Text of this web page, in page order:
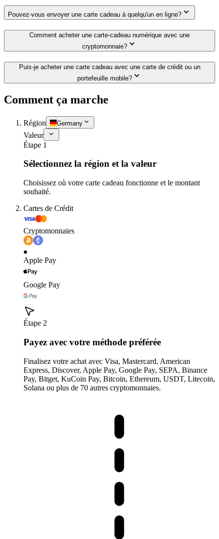
Pouvez-vous envoyer une carte cadeau à quelqu'un en ligne?
Comment acheter une carte-cadeau numérique avec une
cryptomonnaie?
Puis-je acheter une carte cadeau avec une carte de crédit ou un
portefeuille mobile?
Comment ça marche
Région Germany
Valeur
Étape 1
Sélectionnez la région et la valeur
Choisissez où votre carte cadeau fonctionne et le montant
souhaité.
Cartes de Crédit
Cryptomonnaies
Apple Pay
Google Pay
Étape 2
Payez avec votre méthode préférée
Finalisez votre achat avec Visa, Mastercard, American
Express, Discover, Apple Pay, Google Pay, SEPA, Binance
Pay, Bitget, KuCoin Pay, Bitcoin, Ethereum, USDT, Litecoin,
Solana ou plus de 70 autres cryptomonnaies.